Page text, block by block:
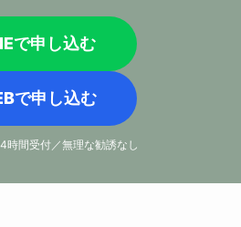
で申し込む
で申し込む
時間受付／無理な勧誘なし